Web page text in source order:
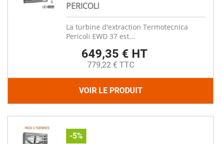
PERICOLI
La turbine d'extraction Termotecnica
Pericoli EWD 37 est...
649,35 € HT
779,22 € TTC
VOIR LE PRODUIT
-5%